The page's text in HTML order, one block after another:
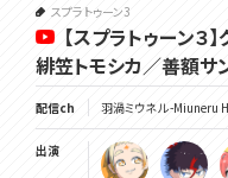
スプラトゥーン3
【スプラトゥーン３
緋笠トモシカ／善額サ
配信ch 羽渦ミウネル -Miuneru
出演